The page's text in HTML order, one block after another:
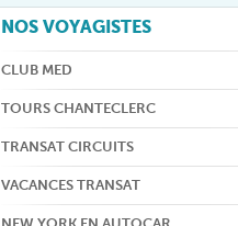
NOS VOYAGISTES
CLUB MED
TOURS CHANTECLERC
TRANSAT CIRCUITS
VACANCES TRANSAT